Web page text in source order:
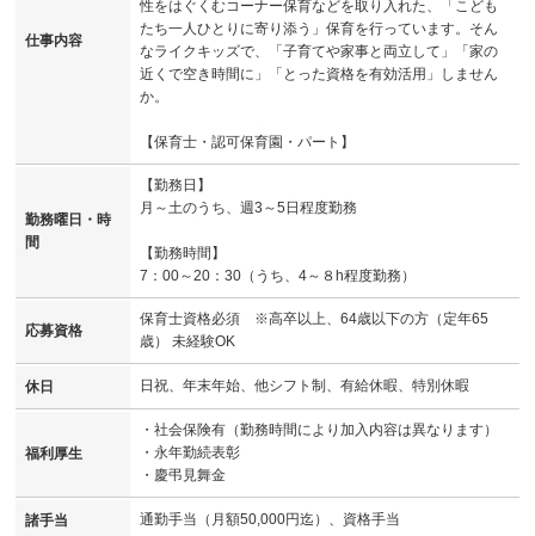
仕事内容
性をはぐくむコーナー保育などを取り入れた、「こども
たち一人ひとりに寄り添う」保育を行っています。そん
なライクキッズで、「子育てや家事と両立して」「家の
近くで空き時間に」「とった資格を有効活用」しません
か。
【保育士・認可保育園・パート】
勤務曜日・時
間
【勤務日】
月～土のうち、週3～5日程度勤務
【勤務時間】
7：00～20：30（うち、4～８h程度勤務）
応募資格
保育士資格必須 ※高卒以上、64歳以下の方（定年65
歳） 未経験OK
休日 日祝、年末年始、他シフト制、有給休暇、特別休暇
福利厚生
・社会保険有（勤務時間により加入内容は異なります）
・永年勤続表彰
・慶弔見舞金
諸手当 通勤手当（月額50,000円迄）、資格手当